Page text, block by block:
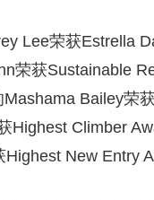
Lee荣获Estrella
荣获Sustainable
Bailey荣
Highest Climber
New Entry